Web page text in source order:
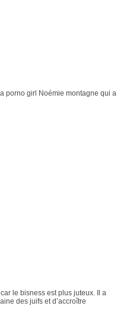
porno girl Noémie montagne qui a
le bisness est plus juteux. Il a
des juifs et d’accroître